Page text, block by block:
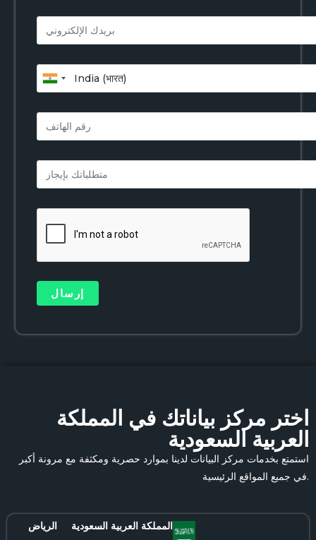
اختر مركز بياناتك في المملكة
العربية السعودية
استمتع بخدمات مركز البيانات لدينا بموارد حصرية ومكثفة مع مرونة أكبر
في جميع المواقع الرئيسية.
الرياض المملكة العربية السعودية